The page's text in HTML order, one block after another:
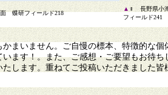
蝶研フィールド218
▲ ♀ 長野県小
フィールド241
まいません。ご自慢の標本、特徴的な
ます！。また、ご感想・ご要望もお待ち
します。重ねてご投稿いただきました